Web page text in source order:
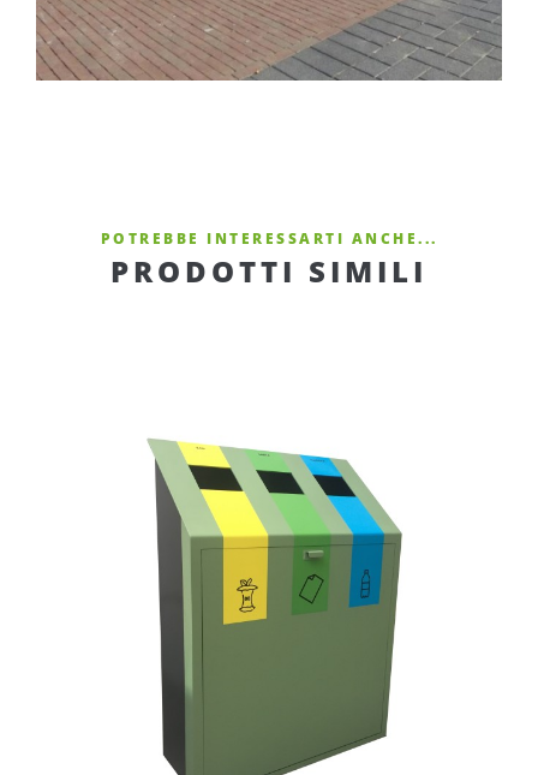
POTREBBE INTERESSARTI ANCHE...
PRODOTTI SIMILI